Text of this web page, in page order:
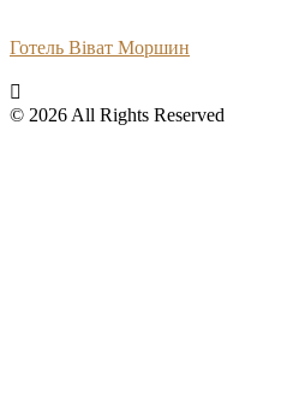
Готель Віват Моршин
© 2026 All Rights Reserved